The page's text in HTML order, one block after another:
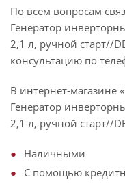
По всем вопросам
Генератор
2,1 л, ручной старт//
консультацию по
В интернет-магазине
Генератор
2,1 л, ручной старт//
Наличными
С помощью